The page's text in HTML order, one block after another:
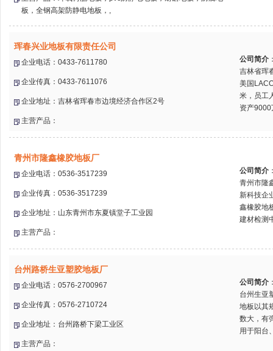
板，全钢高架防静电地板，,
珲春兴业地板有限责任公司
企业电话：0433-7611780
企业传真：0433-7611076
企业地址：吉林省珲春市边境经济合作区2号
主营产品：
公司简介
吉林省珲
美国
米，员工
资产9000
青州市隆鑫橡胶地板厂
企业电话：0536-3517239
企业传真：0536-3517239
企业地址：山东青州市东夏镇堂子工业园
主营产品：
公司简介
青州市隆
新科技企
鑫橡胶地
建材检测
台州路桥生亚塑胶地板厂
企业电话：0576-2700967
企业传真：0576-2710724
企业地址：台州路桥下梁工业区
主营产品：
公司简介
台州生亚
地板以其
数大，有
用于阳台